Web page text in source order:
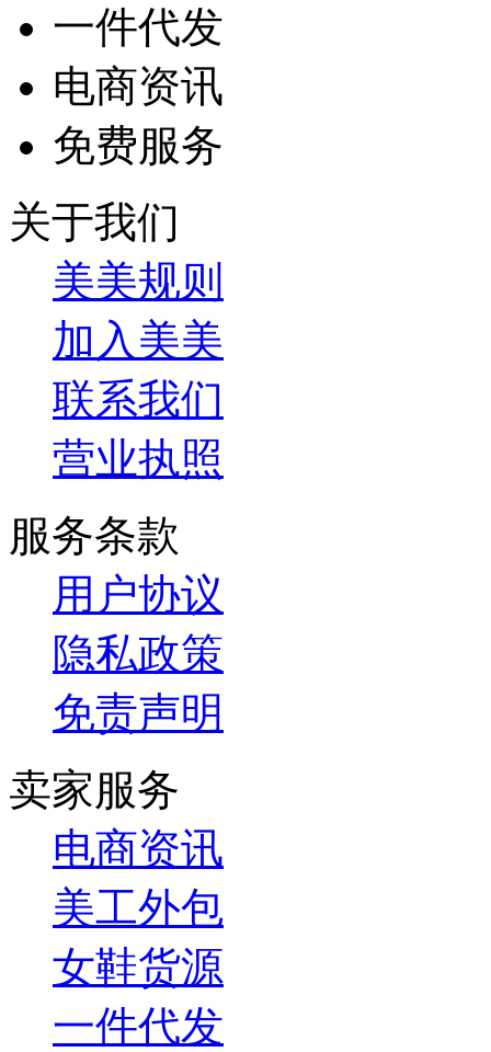
一件代发
电商资讯
免费服务
关于我们
美美规则
加入美美
联系我们
营业执照
服务条款
用户协议
隐私政策
免责声明
卖家服务
电商资讯
美工外包
女鞋货源
一件代发